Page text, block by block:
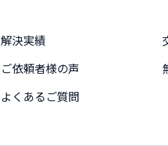
解決実績
ご依頼者様の声
よくあるご質問